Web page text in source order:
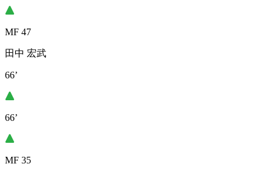
MF 47
田中 宏武
66’
66’
MF 35